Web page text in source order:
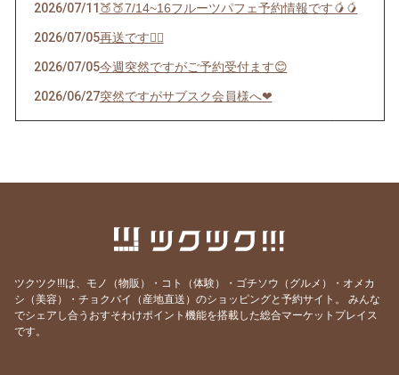
2026/07/11 🍑🍑7/14~16フルーツパフェ予約情報です🥭🥭
2026/07/05再送です🙇‍♀️
2026/07/05今週突然ですがご予約受付ます😊
2026/06/27突然ですがサブスク会員様へ❤︎
2026/06/22インスタストーリーズにあげたパフェの件🍊
ます🍎
6/16算命学鑑定をご予約のお客様へ
2026/05/03🍓今シーズンラスト！苺パフェご予約受付スタ
ートご案内
2026/04/28
ツクツク!!!は、モノ（物販）・コト（体験）・ゴチソウ（グルメ）・オメカ
シ（美容）・チョクバイ（産地直送）のショッピングと予約サイト。
みんな
でシェアし合うおすそわけポイント機能を搭載した総合マーケットプレイス
です。